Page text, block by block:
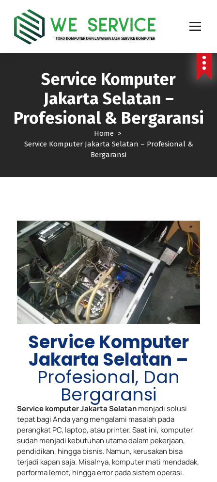
Printer, Service PABX dan Service Jaringan area jakarta
Service Komputer
Jakarta Selatan –
Profesional & Bergaransi
Home>
Service Komputer Jakarta Selatan – Profesional &
Bergaransi
Service Komputer
Jakarta Selatan –
Profesional, Dan
Bergaransi
Service komputer Jakarta Selatanmenjadi solusi
tepat bagi Anda yang mengalami masalah pada
perangkat PC, laptop, atau printer. Saat ini, komputer
sudah menjadi kebutuhan utama dalam pekerjaan,
pendidikan, hingga bisnis. Namun, kerusakan bisa
terjadi kapan saja. Misalnya, komputer mati mendadak,
performa lemot, hingga error pada sistem operasi.